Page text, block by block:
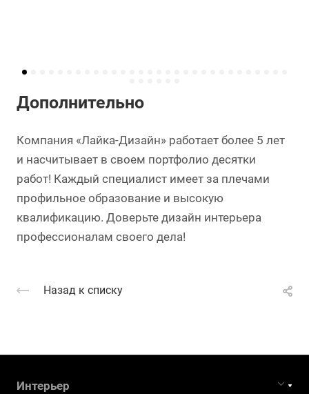
Дополнительно
Компания «Лайка-Дизайн» работает более 5 лет
и насчитывает в своем портфолио десятки
работ! Каждый специалист имеет за плечами
профильное образование и высокую
квалификацию. Доверьте дизайн интерьера
профессионалам своего дела!
Назад к списку
Интерьер